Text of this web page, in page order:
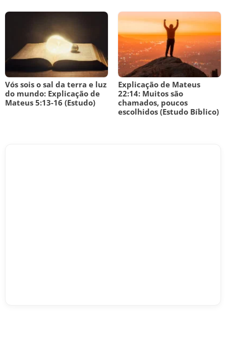
Vós sois o sal da terra e luz
do mundo: Explicação de
Mateus 5:13-16 (Estudo)
Explicação de Mateus
22:14: Muitos são
chamados, poucos
escolhidos (Estudo Bíblico)